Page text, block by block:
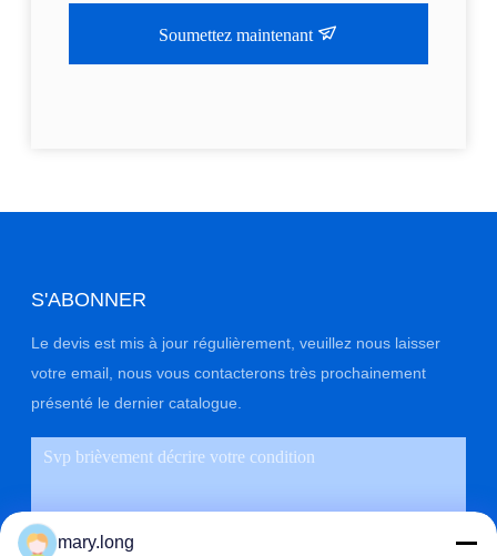
Soumettez maintenant
S'ABONNER
Le devis est mis à jour régulièrement, veuillez nous laisser
votre email, nous vous contacterons très prochainement
présenté le dernier catalogue.
mary.long